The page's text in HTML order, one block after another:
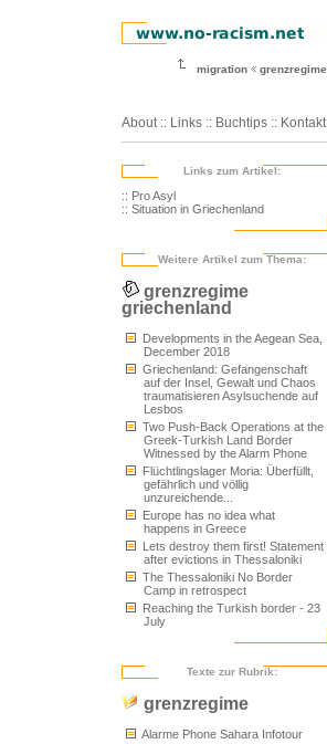
migration grenzregime
About :: Links :: Buchtips :: Kontakt
Links zum Artikel:
:: Pro Asyl
:: Situation in Griechenland
Weitere Artikel zum Thema:
grenzregime
griechenland
Developments in the Aegean Sea,
December 2018
Griechenland: Gefangenschaft
auf der Insel, Gewalt und Chaos
traumatisieren Asylsuchende auf
Lesbos
Two Push-Back Operations at the
Greek-Turkish Land Border
Witnessed by the Alarm Phone
Flüchtlingslager Moria: Überfüllt,
gefährlich und völlig
unzureichende...
Europe has no idea what
happens in Greece
Lets destroy them first! Statement
after evictions in Thessaloniki
The Thessaloniki No Border
Camp in retrospect
Reaching the Turkish border - 23
July
Texte zur Rubrik:
grenzregime
Alarme Phone Sahara Infotour